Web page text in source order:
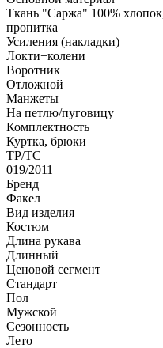
Ткань "Саржа" 100%
пропитка
Усиления (накладки)
Локти+колени
Воротник
Отложной
Манжеты
На петлю/пуговицу
Комплектность
Куртка, брюки
ТР/ТС
019/2011
Бренд
Факел
Вид изделия
Костюм
Длина рукава
Длинный
Ценовой сегмент
Стандарт
Пол
Мужской
Сезонность
Лето